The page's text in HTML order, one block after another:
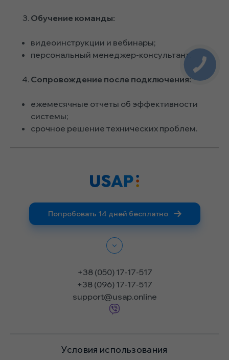
Обучение команды:
видеоинструкции и вебинары;
персональный менеджер-консультант.
Сопровождение после подключения:
ежемесячные отчеты об эффективности
системы;
срочное решение технических проблем.
Попробовать 14 дней бесплатно
+38 (050) 17-17-517
+38 (096) 17-17-517
support@usap.online
Условия использования